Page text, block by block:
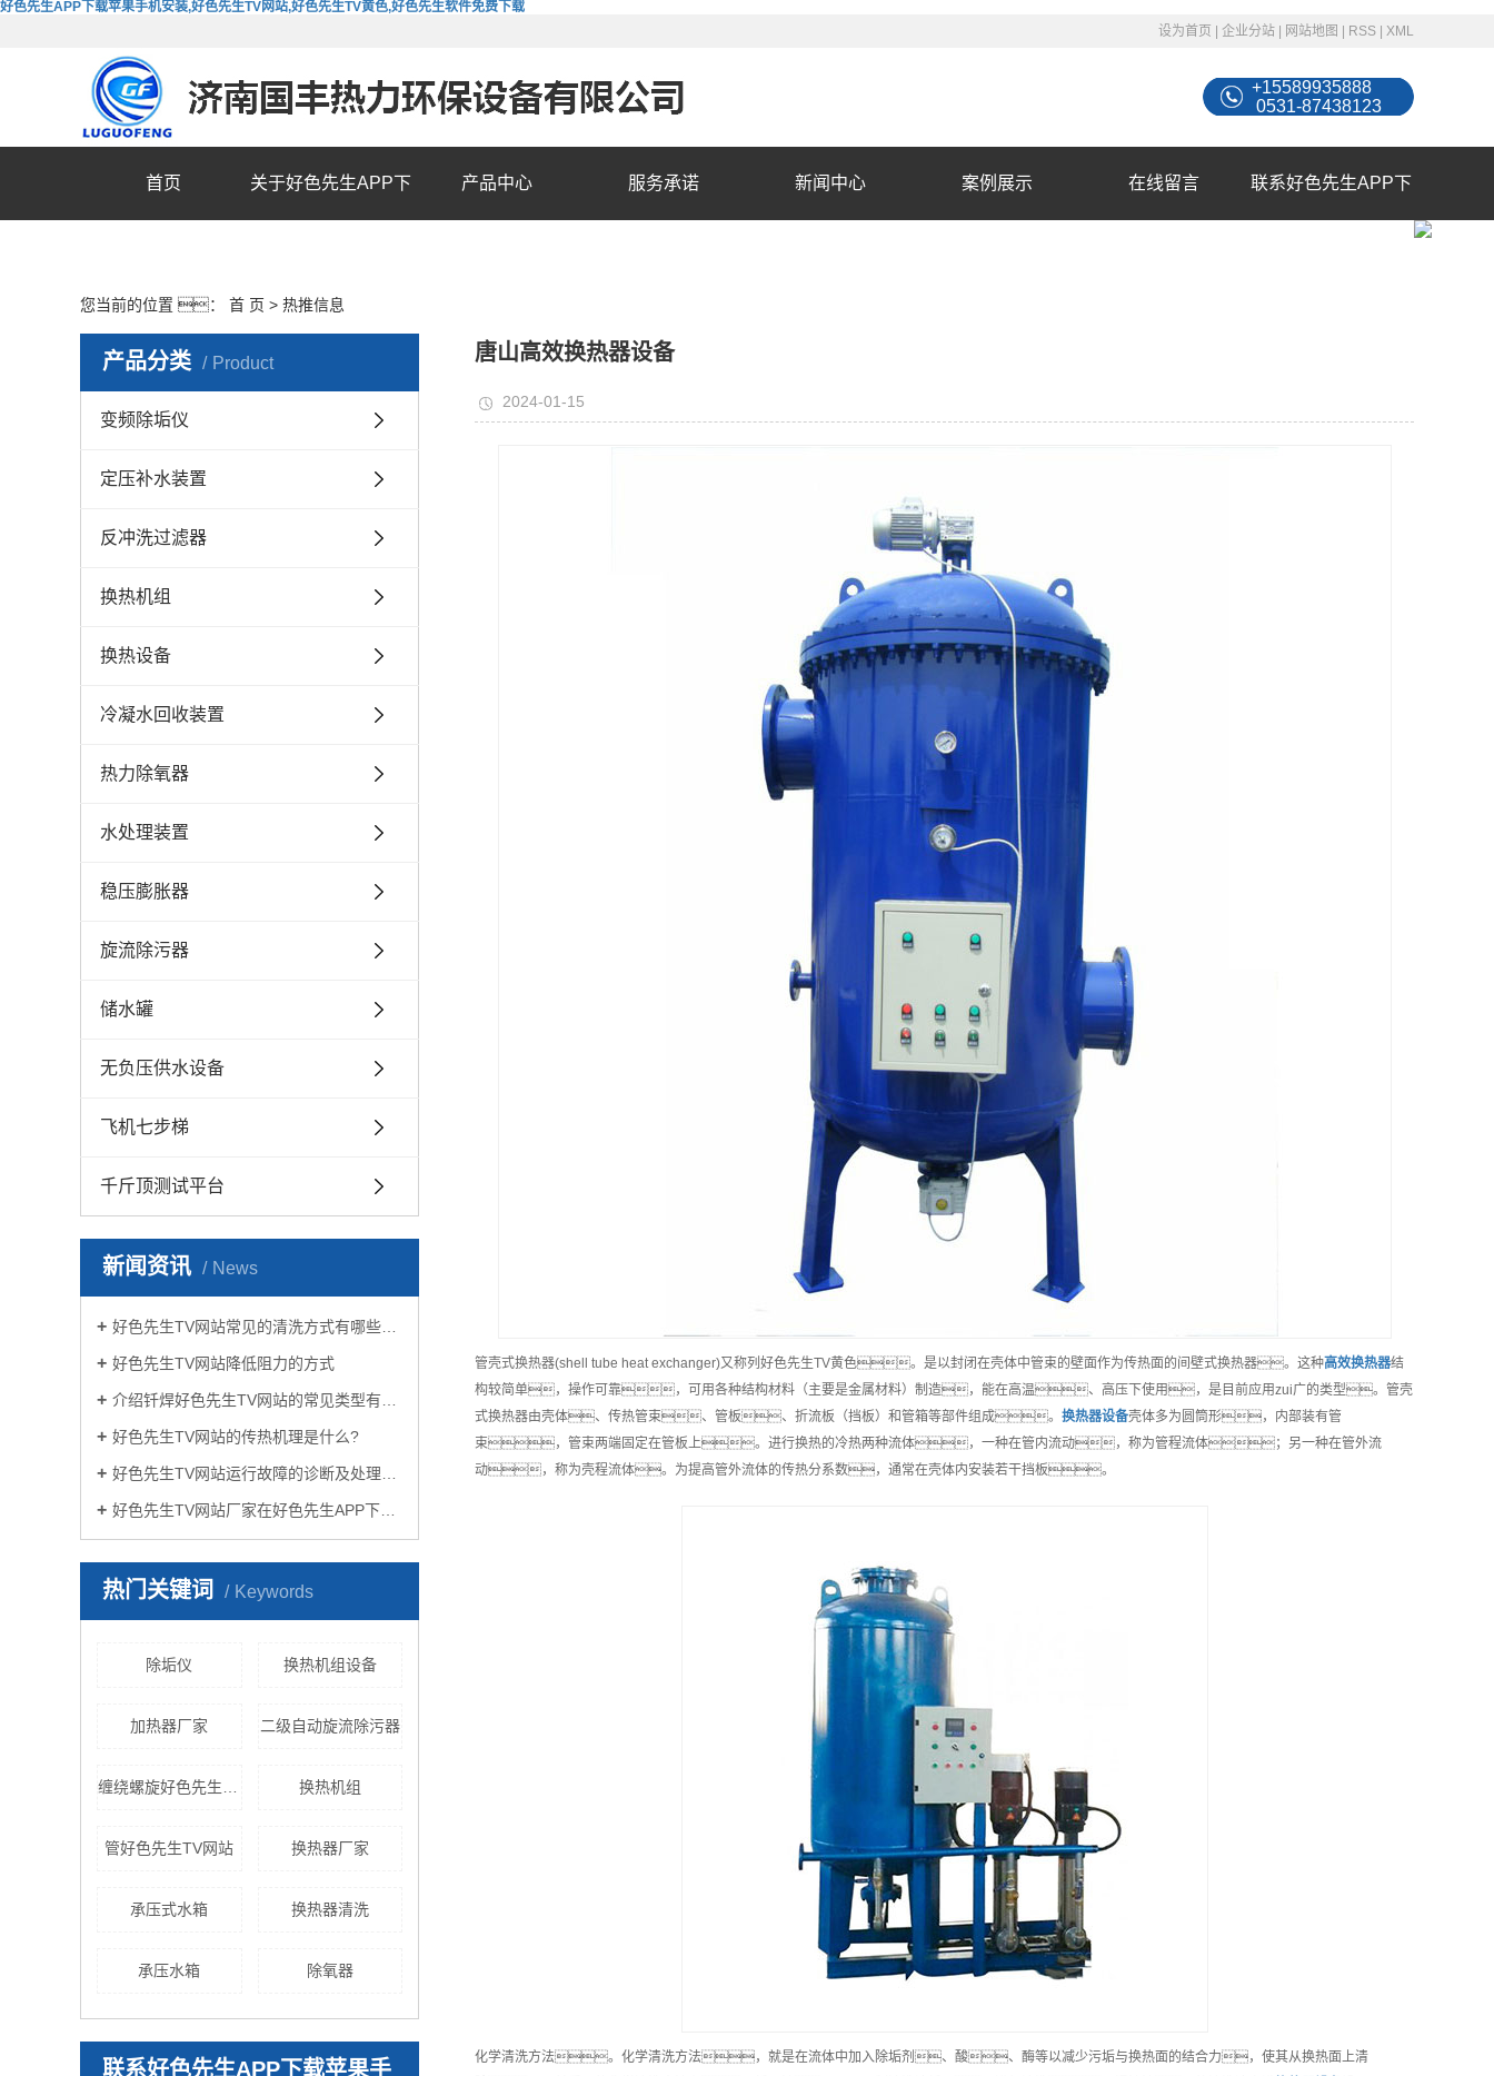
好色先生APP下载苹果手机安装,好色先生TV网站,好色先生TV黄色,好色先生软件免费下载
设为首页
企业分站 网站地图 RSS XML
+15589935888
0531-87438123
首页 关于好色先生APP下 产品中心 服务承诺 新闻中心 案例展示 在线留言 联系好色先生APP下
您当前的位置 ： 首 页 > 热推信息
产品分类 Product
变频除垢仪
定压补水装置
反冲洗过滤器
换热机组
换热设备
冷凝水回收装置
热力除氧器
水处理装置
稳压膨胀器
旋流除污器
储水罐
无负压供水设备
飞机七步梯
千斤顶测试平台
新闻资讯 News
好色先生TV网站常见的清洗方式有哪些？
好色先生TV网站降低阻力的方式
介绍钎焊好色先生TV网站的常见类型有哪些
好色先生TV网站的传热机理是什么?
好色先生TV网站运行故障的诊断及处理方法
好色先生TV网站厂家在好色先生APP下载苹果手机安装生活中有哪些作用？
热门关键词 Keywords
除垢仪 换热机组设备
加热器厂家 二级自动旋流除污器
换热机组
管好色先生TV网站 换热器厂家
承压式水箱 换热器清洗
承压水箱 除氧器
联系好色先生APP下载苹果手
唐山高效换热器设备
2024-01-15
管壳式换热器(shell tube heat exchanger)又称列好色先生TV黄色。是以封闭在壳体中管束的壁面作为传热面的间壁式换热器。这种高效换热器结
构较简单，操作可靠，可用各种结构材料（主要是金属材料）制造，能在高温、高压下使用，是目前应用zui广的类型。管壳
式换热器由壳体、传热管束、管板、折流板（挡板）和管箱等部件组成。 换热器设备壳体多为圆筒形，内部装有管
束，管束两端固定在管板上。进行换热的冷热两种流体，一种在管内流动，称为管程流体；另一种在管外流
动，称为壳程流体。为提高管外流体的传热分系数，通常在壳体内安装若干挡板。
化学清洗方法。化学清洗方法，就是在流体中加入除垢剂、酸、酶等以减少污垢与换热面的结合力，使其从换热面上清